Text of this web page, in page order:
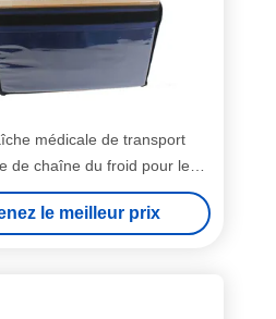
médicale de transport
de chaîne du froid pour le
froid vaccinique
le meilleur prix